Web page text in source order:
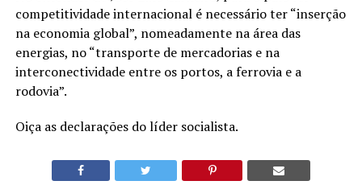
competitividade internacional é necessário ter “inserção
na economia global”, nomeadamente na área das
energias, no “transporte de mercadorias e na
interconectividade entre os portos, a ferrovia e a
rodovia”.
Oiça as declarações do líder socialista.